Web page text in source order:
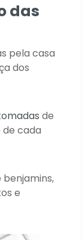
das
pela casa
dos
de
de cada
benjamins,
e